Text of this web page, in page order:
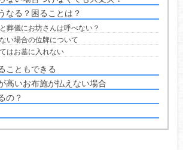
なる？困ることは？
葬儀にお坊さんは呼べない？
い場合の位牌について
はお墓に入れない
こともできる
高いお布施が払えない場合
の？